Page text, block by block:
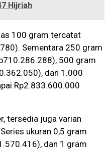
Hijriah
100 gram tercatat
Sementara 250 gram
500 gram
dan 1.000
Rp2.833.600.000
tersedia juga varian
ukuran 0,5 gram
dan 1 gram